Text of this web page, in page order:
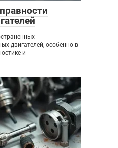
двигателей, особенно в
и